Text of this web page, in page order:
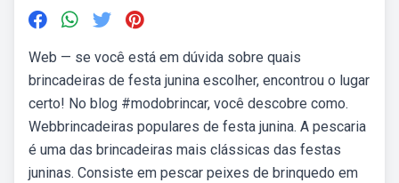
Web — se você está em dúvida sobre quais
brincadeiras de festa junina escolher, encontrou o lugar
certo! No blog #modobrincar, você descobre como.
Webbrincadeiras populares de festa junina. A pescaria
é uma das brincadeiras mais clássicas das festas
juninas. Consiste em pescar peixes de brinquedo em